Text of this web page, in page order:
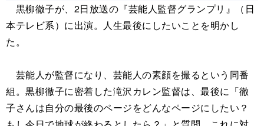
黒柳徹子が、2日放送の『芸能人監督グランプリ』（日
本テレビ系）に出演。人生最後にしたいことを明かし
た。
芸能人が監督になり、芸能人の素顔を撮るという同番
組。黒柳徹子に密着した滝沢カレン監督は、最後に「徹
子さんは自分の最後のページをどんなページにしたい？